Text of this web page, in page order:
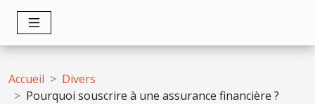
Accueil
Divers
Pourquoi souscrire à une assurance financière ?